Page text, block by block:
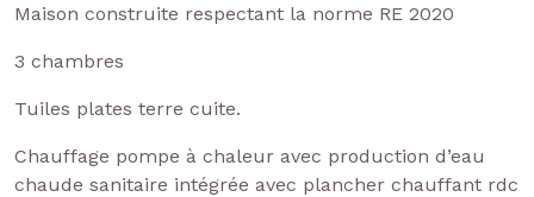
Maison construite respectant la norme RE 2020
3 chambres
Tuiles plates terre cuite.
Chauffage pompe à chaleur avec production d’eau
chaude sanitaire intégrée avec plancher chauffant rdc